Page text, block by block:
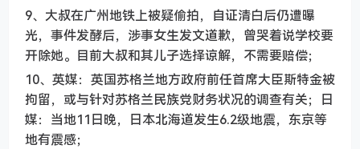
9、大叔在广州地铁上被疑偷拍，自证清白后仍遭曝
光，事件发酵后，涉事女生发文道歉，曾哭着说学校要
开除她。目前大叔和其儿子选择谅解，不需要赔偿；
10、英媒：英国苏格兰地方政府前任首席大臣斯特金被
拘留，或与针对苏格兰民族党财务状况的调查有关；日
媒：当地11日晚，日本北海道发生6.2级地震，东京等
地有震感；